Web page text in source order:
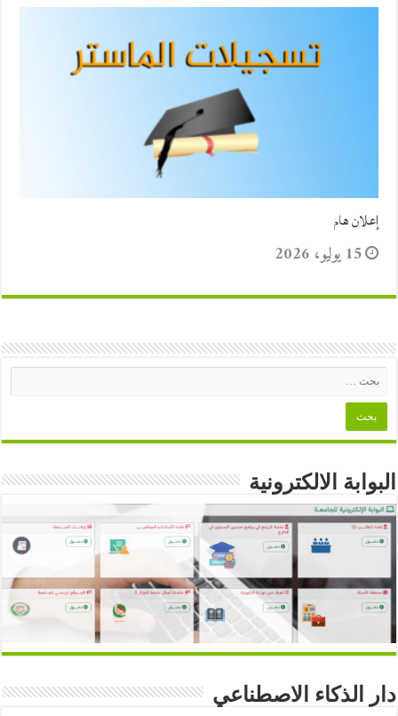
إعلان هام
15 يوليو، 2026
البوابة الالكترونية
دار الذكاء الاصطناعي